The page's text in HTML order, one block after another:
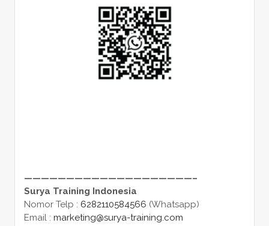
————————————————————–
Surya Training Indonesia
Nomor Telp : 6282110584566 (Whatsapp)
Email : marketing@surya-training.com